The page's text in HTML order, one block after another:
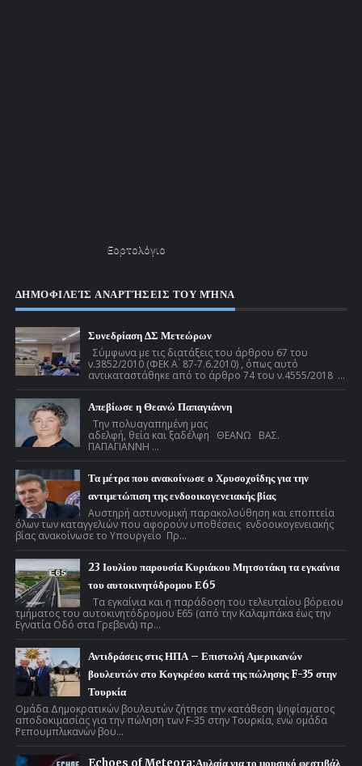
Εορτολόγιο
ΔΗΜΟΦΙΛΕΊΣ ΑΝΑΡΤΉΣΕΙΣ ΤΟΥ ΜΉΝΑ
Συνεδρίαση ΔΣ Μετεώρων
Σύμφωνα με τις διατάξεις του άρθρου 67 του
ν.3852/2010 (ΦΕΚ Α ́ 87-7.6.2010) , όπως αυτό
αντικαταστάθηκε από το άρθρο 74 του ν.4555/2018 ...
Απεβίωσε η Θεανώ Παπαγιάννη
Την πολυαγαπημένη μας
αδελφή, θεία και ξαδέλφη ΘΕΑΝΩ ΒΑΣ.
ΠΑΠΑΓΙΑΝΝΗ ...
Τα μέτρα που ανακοίνωσε ο Χρυσοχοΐδης για την
αντιμετώπιση της ενδοοικογενειακής βίας
Αυστηρή αστυνομική παρακολούθηση και εποπτεία
όλων των καταγγελιών που αφορούν υποθέσεις ενδοοικογενειακής
βίας ανακοίνωσε το Υπουργείο Πρ...
23 Ιουλίου παρουσία Κυριάκου Μητσοτάκη τα εγκαίνια
του αυτοκινητόδρομου Ε65
Τα εγκαίνια και η παράδοση του τελευταίου βόρειου
τμήματος του αυτοκινητόδρομου Ε65 (από την Καλαμπάκα έως την
Εγνατία Οδό στα Γρεβενά) πρ...
Αντιδράσεις στις ΗΠΑ – Επιστολή Αμερικανών
βουλευτών στο Κογκρέσο κατά της πώλησης F-35 στην
Τουρκία
Ομάδα Δημοκρατικών βουλευτών ζήτησε την κατάθεση ψηφίσματος
αποδοκιμασίας για την πώληση των F-35 στην Τουρκία, ενώ ομάδα
Ρεπουμπλικανών βου...
Echoes of Meteora:Αυλαία για το μουσικό φεστιβάλ